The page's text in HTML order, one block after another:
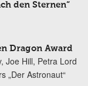
den Sternen“
Dragon Award
Joe Hill, Petra Lord
„Der Astronaut“